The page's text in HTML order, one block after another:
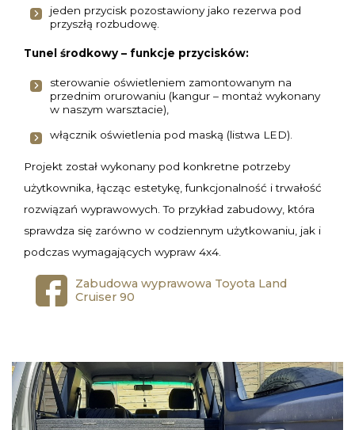
jeden przycisk pozostawiony jako rezerwa pod
przyszłą rozbudowę.
Tunel środkowy – funkcje przycisków:
sterowanie oświetleniem zamontowanym na
przednim orurowaniu (kangur – montaż wykonany
w naszym warsztacie),
włącznik oświetlenia pod maską (listwa LED).
Projekt został wykonany pod konkretne potrzeby
użytkownika, łącząc estetykę, funkcjonalność i trwałość
rozwiązań wyprawowych. To przykład zabudowy, która
sprawdza się zarówno w codziennym użytkowaniu, jak i
podczas wymagających wypraw 4x4.
Zabudowa wyprawowa Toyota Land
Cruiser 90